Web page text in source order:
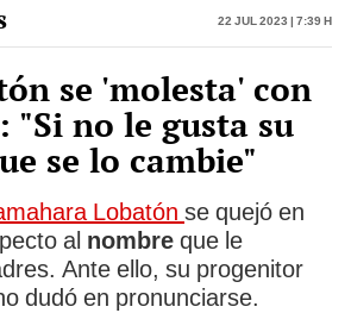
22 Jul 2023 | 7:39 h
se 'molesta' con
"Si no le gusta su
se lo cambie"
Lobatón se quejó en
al nombre que le
Ante ello, su progenitor
dudó en pronunciarse.